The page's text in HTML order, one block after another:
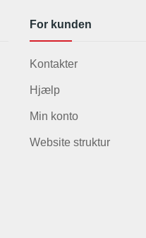
For kunden
Kontakter
Hjælp
Min konto
Website struktur